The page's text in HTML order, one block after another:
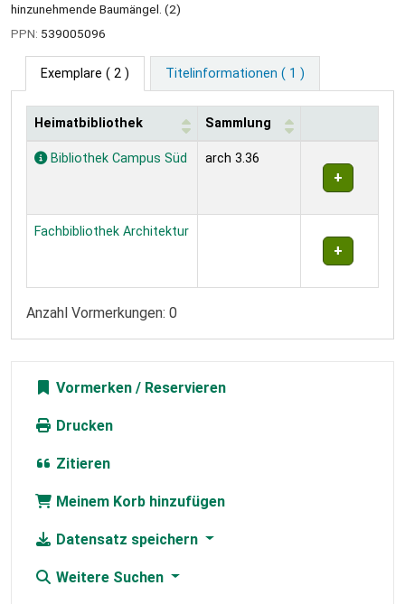
hinzunehmende Baumängel. (2)
PPN: 539005096
Exemplare ( 2 ) Titelinformationen ( 1 )
Exemplare
Heimatbibliothek Sammlung
Bibliothek Campus Süd arch 3.36
Fachbibliothek Architektur
Anzahl Vormerkungen: 0
Vormerken
Drucken
Zitieren
Meinem Korb hinzufügen
Datensatz speichern
Weitere Suchen